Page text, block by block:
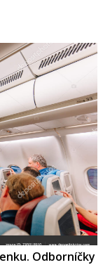
Odborníčky